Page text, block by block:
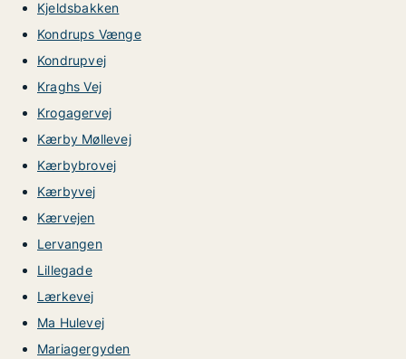
Kjeldsbakken
Kondrups Vænge
Kondrupvej
Kraghs Vej
Krogagervej
Kærby Møllevej
Kærbybrovej
Kærbyvej
Kærvejen
Lervangen
Lillegade
Lærkevej
Ma Hulevej
Mariagergyden